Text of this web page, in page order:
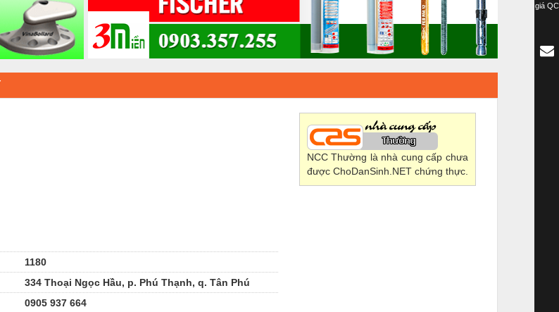
1180
334 Thoại Ngọc Hầu, p. Phú Thạnh, q. Tân Phú
0905 937 664
NCC Thường là nhà cung cấp chưa
được ChoDanSinh.NET chứng thực.
giá QC